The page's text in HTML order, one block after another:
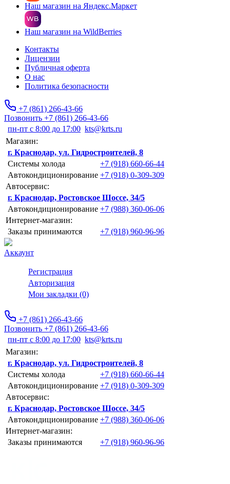
Наш магазин на Яндекс.Маркет
Наш магазин на WildBerries
Контакты
Лицензии
Публичная оферта
О нас
Политика безопасности
+7 (861) 266-43-66
Позвонить +7 (861) 266-43-66
пн-пт с 8:00 до 17:00 kts@krts.ru
Магазин:
г. Краснодар, ул. Гидростроителей, 8
Системы холода
+7 (918) 660-66-44
Автокондиционирование +7 (918) 0-309-309
Автосервис:
г. Краснодар, Ростовское Шоссе, 34/5
Автокондиционирование +7 (988) 360-06-06
Интернет-магазин:
Заказы принимаются
+7 (918) 960-96-96
Аккаунт
Регистрация
Авторизация
Мои закладки (0)
+7 (861) 266-43-66
Позвонить +7 (861) 266-43-66
пн-пт с 8:00 до 17:00 kts@krts.ru
Магазин:
г. Краснодар, ул. Гидростроителей, 8
Системы холода
+7 (918) 660-66-44
Автокондиционирование +7 (918) 0-309-309
Автосервис:
г. Краснодар, Ростовское Шоссе, 34/5
Автокондиционирование +7 (988) 360-06-06
Интернет-магазин:
Заказы принимаются
+7 (918) 960-96-96